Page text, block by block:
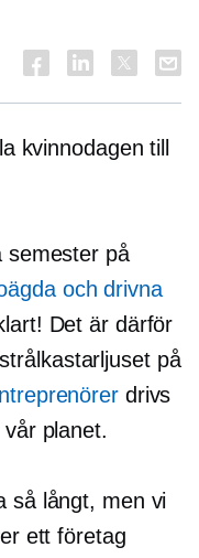
kvinnodagen till
semester på
och drivna
Det är därför
på
drivs
vår planet.
så långt, men vi
ett företag